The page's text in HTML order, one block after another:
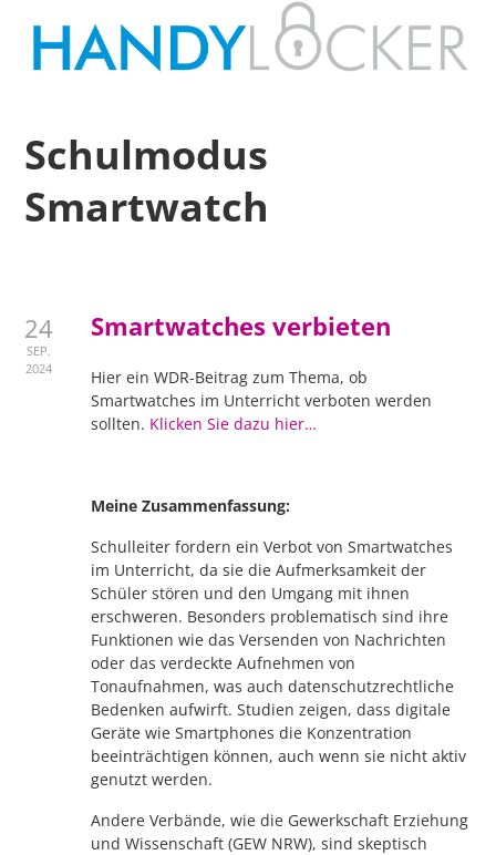
Schulmodus
Smartwatch
24
SEP.
2024
Smartwatches verbieten
Hier ein WDR-Beitrag zum Thema, ob
Smartwatches im Unterricht verboten werden
sollten. Klicken Sie dazu hier…
Meine Zusammenfassung:
Schulleiter fordern ein Verbot von Smartwatches
im Unterricht, da sie die Aufmerksamkeit der
Schüler stören und den Umgang mit ihnen
erschweren. Besonders problematisch sind ihre
Funktionen wie das Versenden von Nachrichten
oder das verdeckte Aufnehmen von
Tonaufnahmen, was auch datenschutzrechtliche
Bedenken aufwirft. Studien zeigen, dass digitale
Geräte wie Smartphones die Konzentration
beeinträchtigen können, auch wenn sie nicht aktiv
genutzt werden.
Andere Verbände, wie die Gewerkschaft Erziehung
und Wissenschaft (GEW NRW), sind skeptisch